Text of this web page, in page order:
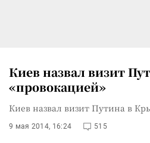
Киев назвал визит
«провокацией»
Киев назвал визит Путина в
9 мая 2014, 16:24 515